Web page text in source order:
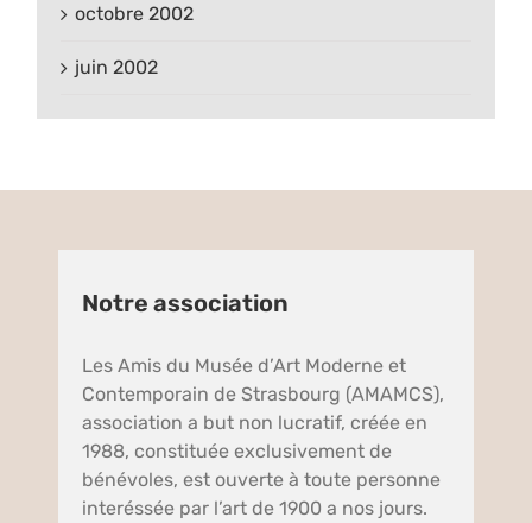
octobre 2002
juin 2002
Notre association
Les Amis du Musée d’Art Moderne et
Contemporain de Strasbourg (AMAMCS),
association a but non lucratif, créée en
1988, constituée exclusivement de
bénévoles, est ouverte à toute personne
interéssée par l’art de 1900 a nos jours.